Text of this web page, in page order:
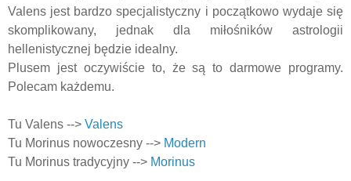
Valens jest bardzo specjalistyczny i początkowo wydaje się
skomplikowany, jednak dla miłośników astrologii
hellenistycznej będzie idealny.
Plusem jest oczywiście to, że są to darmowe programy.
Polecam każdemu.
Tu Valens --> Valens
Tu Morinus nowoczesny --> Modern
Tu Morinus tradycyjny --> Morinus